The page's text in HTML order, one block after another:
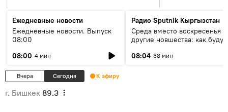
Ежедневные новости
Ежедневные новости. Выпуск
08:00
08:00 4 мин
Радио Sputnik Кыргызстан
Среда вместо воскресенья и
другие новшества: как будут
08:04 38 мин
Вчера Сегодня К эфиру
г. Бишкек 89.3